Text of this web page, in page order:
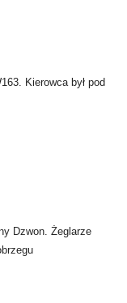
Kierowca był pod
Dzwon. Żeglarze